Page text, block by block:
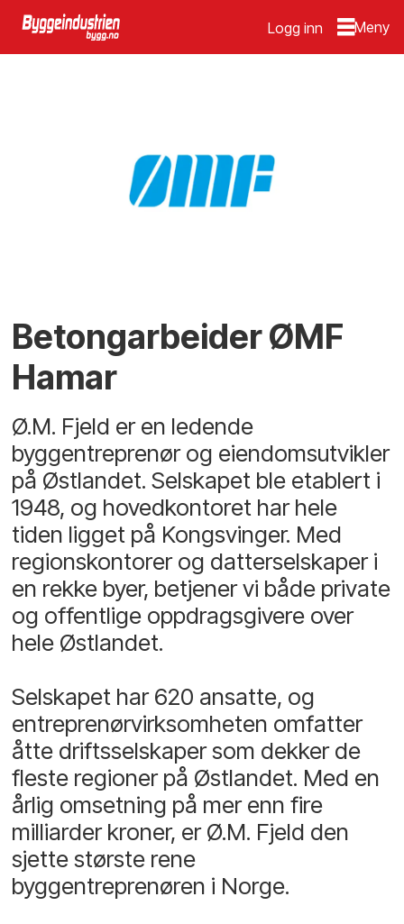
Logg inn
Betongarbeider ØMF
Hamar
Ø.M. Fjeld er en ledende
byggentreprenør og eiendomsutvikler
på Østlandet. Selskapet ble etablert i
1948, og hovedkontoret har hele
tiden ligget på Kongsvinger. Med
regionskontorer og datterselskaper i
en rekke byer, betjener vi både private
og offentlige oppdragsgivere over
hele Østlandet.
Selskapet har 620 ansatte, og
entreprenørvirksomheten omfatter
åtte driftsselskaper som dekker de
fleste regioner på Østlandet. Med en
årlig omsetning på mer enn fire
milliarder kroner, er Ø.M. Fjeld den
sjette største rene
byggentreprenøren i Norge.